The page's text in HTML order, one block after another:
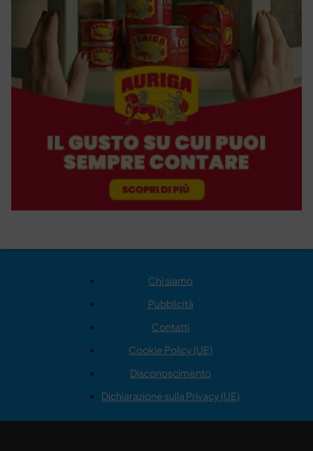
Chi siamo
Pubblicità
Contatti
Cookie Policy (UE)
Disconoscimento
Dichiarazione sulla Privacy (UE)